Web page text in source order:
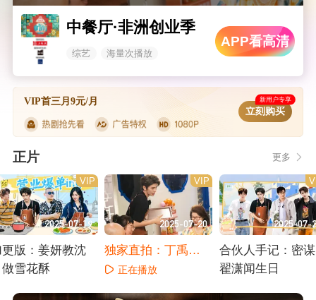
中餐厅·非洲创业季
综艺 海量次播放
APP看高清
VIP首三月9元/月 新用户专享
立刻购买
正片 更多
2025-07-19
VIP
版：姜妍教沈
雪花酥
2025-07-20
VIP
独家直拍：丁禹兮
做茨饭糕
正在播放
2025-07-
合伙人手记：密谋
翟潇闻生日